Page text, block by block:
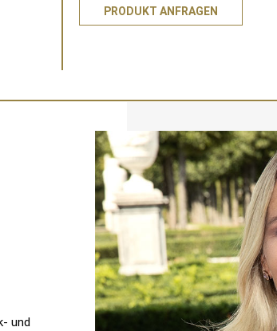
PRODUKT ANFRAGEN
und